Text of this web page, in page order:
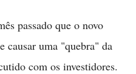
passado que o novo
causar uma "quebra" da
com os investidores.